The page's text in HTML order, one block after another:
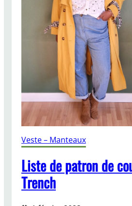
n
s
m
u
n
t
r
e
n
h
Veste – Manteaux
Liste de patron de
Trench